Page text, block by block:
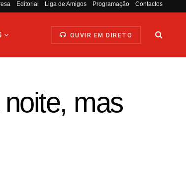
Editorial Liga de Amigos Programação Contactos
OUVIR EM DIRETO
mas